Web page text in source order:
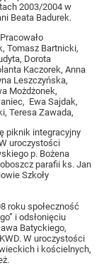
2003/2004 w
Beata Badurek.
Tomasz Bartnicki,
Dorota
Kaczorek, Anna
Leszczyńska,
Możdżonek,
Ewa Sajdak,
Teresa Zawada,
piknik integracyjny
uroczystości
p. Bożena
parafii ks. Jan
Szkoły
roku społeczność
i odsłonięciu
Batyckiego,
W uroczystości
i kościelnych,